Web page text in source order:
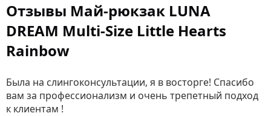
Отзывы Май-рюкзак LUNA
DREAM Multi-Size Little Hearts
Rainbow
Была на слингоконсультации, я в восторге! Спасибо
вам за профессионализм и очень трепетный подход
к клиентам !